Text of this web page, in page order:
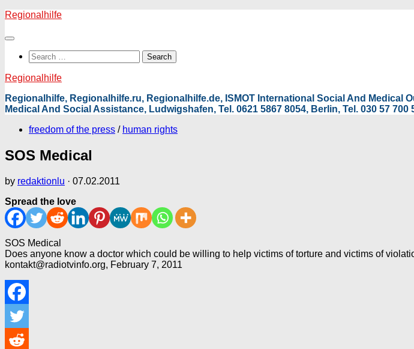
Skip
content
Regionalhilfe
Search
for:
Regionalhilfe
Regionalhilfe, Regionalhilfe.ru, Regionalhilfe.de, ISMOT International Social And Medical
Medical And Social Assistance, Ludwigshafen, Tel. 0621 5867 8054, Berlin, Tel. 030 57 700
freedom of the press / human rights
SOS Medical
by redaktionlu · 07.02.2011
Spread the love
SOS Medical
Does anyone know a doctor which could be willing to help victims of torture and victims of
kontakt@radiotvinfo.org, February 7, 2011